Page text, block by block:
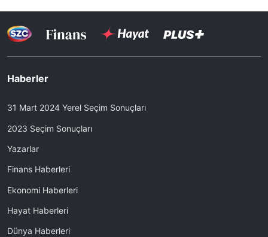
Haberler
31 Mart 2024 Yerel Seçim Sonuçları
2023 Seçim Sonuçları
Yazarlar
Finans Haberleri
Ekonomi Haberleri
Hayat Haberleri
Dünya Haberleri